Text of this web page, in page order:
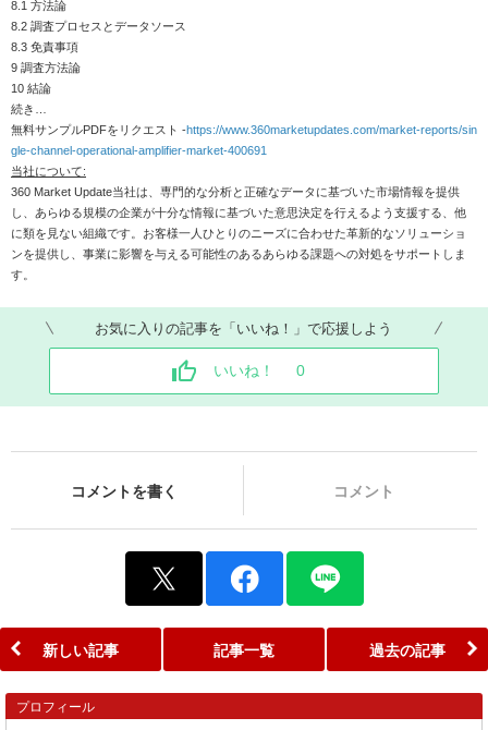
8.1 方法論
8.2 調査プロセスとデータソース
8.3 免責事項
9 調査方法論
10 結論
続き…
無料サンプルPDFをリクエスト -https://www.360marketupdates.com/market-reports/sin
gle-channel-operational-amplifier-market-400691
当社について:
360 Market Update当社は、専門的な分析と正確なデータに基づいた市場情報を提供
し、あらゆる規模の企業が十分な情報に基づいた意思決定を行えるよう支援する、他
に類を見ない組織です。お客様一人ひとりのニーズに合わせた革新的なソリューショ
ンを提供し、事業に影響を与える可能性のあるあらゆる課題への対処をサポートしま
す。
お気に入りの記事を「いいね！」で応援しよう
いいね！ 0
コメントを書く コメント
新しい記事 記事一覧 過去の記事
プロフィール